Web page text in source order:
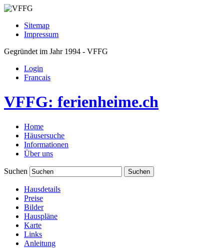
Sitemap
Impressum
Gegründet im Jahr 1994 - VFFG
Login
Francais
VFFG: ferienheime.ch
Home
Häusersuche
Informationen
Über uns
Suchen
Hausdetails
Preise
Bilder
Hauspläne
Karte
Links
Anleitung